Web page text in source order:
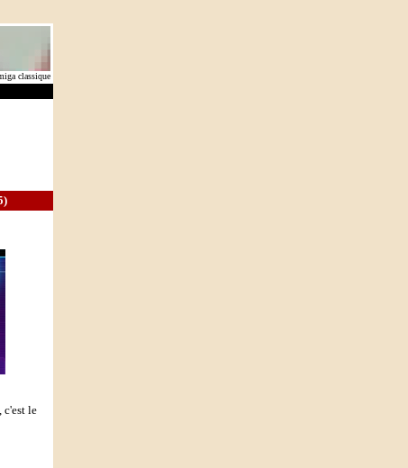
classique
c'est le